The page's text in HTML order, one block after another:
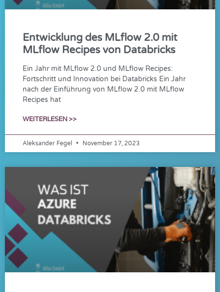
Entwicklung des MLflow 2.0 mit
MLflow Recipes von Databricks
Ein Jahr mit MLflow 2.0 und MLflow Recipes:
Fortschritt und Innovation bei Databricks Ein Jahr
nach der Einführung von MLflow 2.0 mit MLflow
Recipes hat
WEITERLESEN >>
Aleksander Fegel November 17, 2023